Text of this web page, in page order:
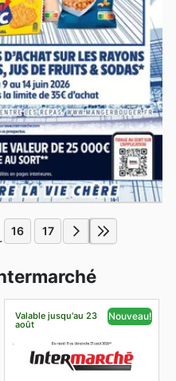
16 17
Valable jusqu'au 23
août
Nouveau!